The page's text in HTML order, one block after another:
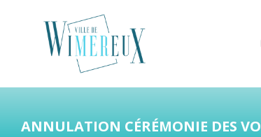
ANNULATION CÉRÉMONIE DES